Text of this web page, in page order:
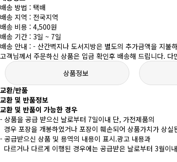
배송 방법 : 택배
배송 지역 : 전국지역
배송 비용 : 4,500원
배송 기간 : 3일 ~ 7일
배송 안내 : - 산간벽지나 도서지방은 별도의 추가금액을 지불
고객님께서 주문하신 상품은 입금 확인후 배송해 드립니다.
상품정보
교환/반품
교환 및 반품정보
교환 및 반품이 가능한 경우
- 상품을 공급 받으신 날로부터 7일이내 단, 가전제품의
경우 포장을 개봉하였거나 포장이 훼손되어 상품가치가 상
- 공급받으신 상품 및 용역의 내용이 표시.광고 내용과
다르거나 다르게 이행된 경우에는 공급받은 날로부터 3월이